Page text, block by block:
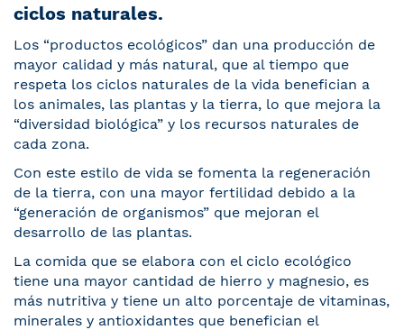
ciclos naturales.
Los “productos ecológicos” dan una producción de
mayor calidad y más natural, que al tiempo que
respeta los ciclos naturales de la vida benefician a
los animales, las plantas y la tierra, lo que mejora la
“diversidad biológica” y los recursos naturales de
cada zona.
Con este estilo de vida se fomenta la regeneración
de la tierra, con una mayor fertilidad debido a la
“generación de organismos” que mejoran el
desarrollo de las plantas.
La comida que se elabora con el ciclo ecológico
tiene una mayor cantidad de hierro y magnesio, es
más nutritiva y tiene un alto porcentaje de vitaminas,
minerales y antioxidantes que benefician el